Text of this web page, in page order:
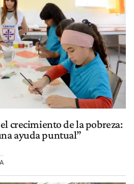
crecimiento de la pobreza:
ayuda puntual”